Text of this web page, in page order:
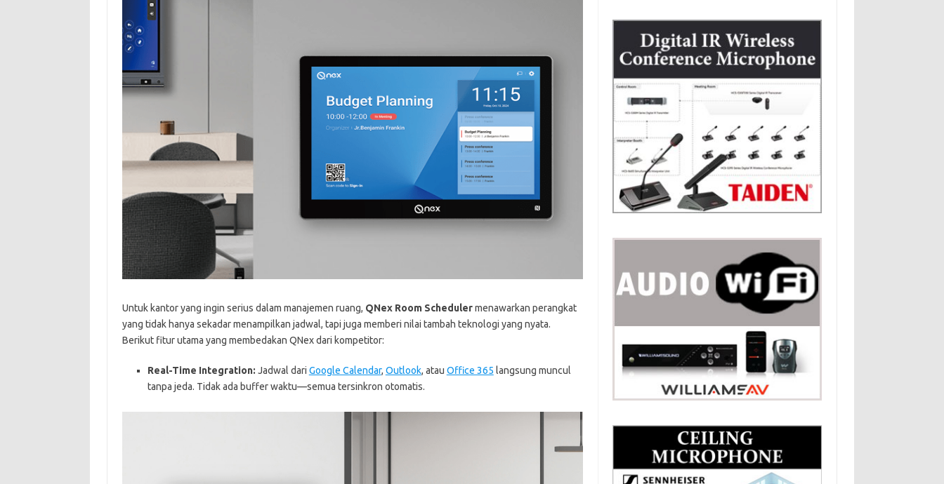
Untuk kantor yang ingin serius dalam manajemen ruang, QNex Room Schedulermenawarkan perangkat
yang tidak hanya sekadar menampilkan jadwal, tapi juga memberi nilai tambah teknologi yang nyata.
Berikut fitur utama yang membedakan QNex dari kompetitor:
Real-Time Integration: Jadwal dari Google Calendar, Outlook, atau Office 365 langsung muncul
tanpa jeda. Tidak ada buffer waktu—semua tersinkron otomatis.